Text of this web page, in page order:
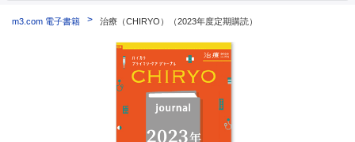
m3.com 電子書籍 治療（CHIRYO）（2023年度定期購読）